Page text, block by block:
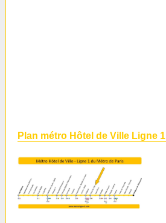
Plan métro Hôtel de Ville Ligne 1